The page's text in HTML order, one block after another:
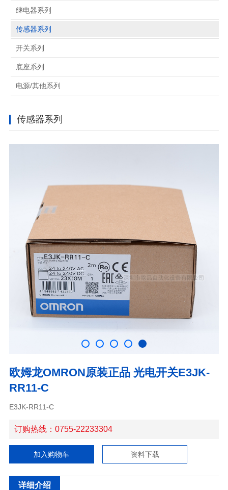
继电器系列
传感器系列
开关系列
底座系列
电源/其他系列
传感器系列
欧姆龙OMRON原装正品 光电开关E3JK-
RR11-C
E3JK-RR11-C
订购热线：0755-22233304
加入购物车 资料下载
详细介绍